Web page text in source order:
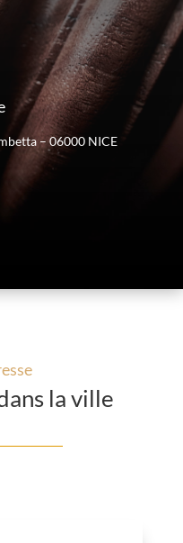
– 06000 NICE
la ville